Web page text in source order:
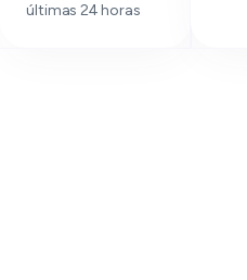
últimas 24 horas